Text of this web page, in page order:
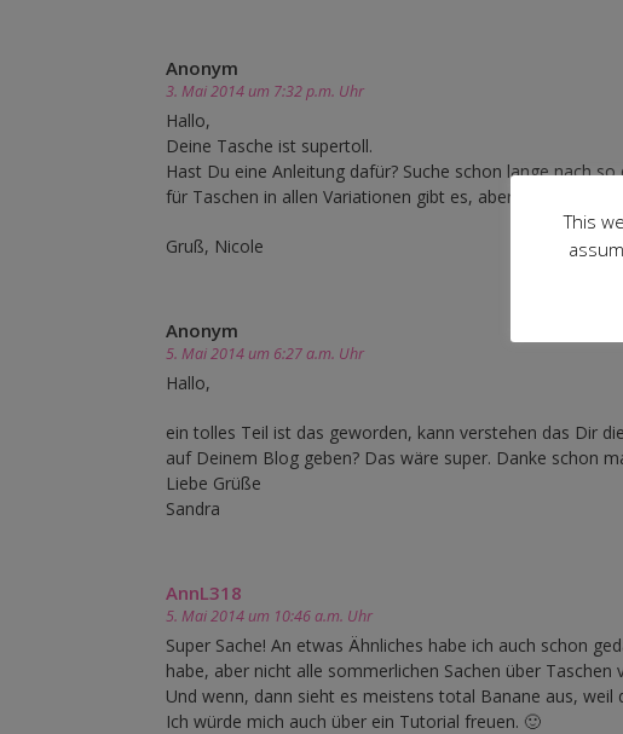
Anonym
3. Mai 2014 um 7:32 p.m. Uhr
Hallo,
Deine Tasche ist supertoll.
Hast Du eine Anleitung dafür? Suche schon lange nach
für Taschen in allen Variationen gibt es, aber keine für so
Gruß, Nicole
Anonym
5. Mai 2014 um 6:27 a.m. Uhr
Hallo,
ein tolles Teil ist das geworden, kann verstehen das Dir
auf Deinem Blog geben? Das wäre super. Danke schon
Liebe Grüße
Sandra
AnnL318
5. Mai 2014 um 10:46 a.m. Uhr
Super Sache! An etwas Ähnliches habe ich auch schon
habe, aber nicht alle sommerlichen Sachen über Taschen
Und wenn, dann sieht es meistens total Banane aus,
Ich würde mich auch über ein Tutorial freuen. 🙂
This